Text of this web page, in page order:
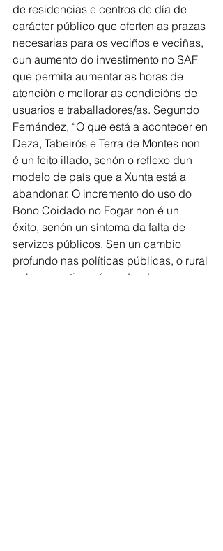
de residencias e centros de día de
carácter público que oferten as prazas
necesarias para os veciños e veciñas,
cun aumento do investimento no SAF
que permita aumentar as horas de
atención e mellorar as condicións de
usuarios e traballadores/as. Segundo
Fernández, “O que está a acontecer en
Deza, Tabeirós e Terra de Montes non
é un feito illado, senón o reflexo dun
modelo de país que a Xunta está a
abandonar. O incremento do uso do
Bono Coidado no Fogar non é un
éxito, senón un síntoma da falta de
servizos públicos. Sen un cambio
profundo nas políticas públicas, o rural
galego continuará perdendo